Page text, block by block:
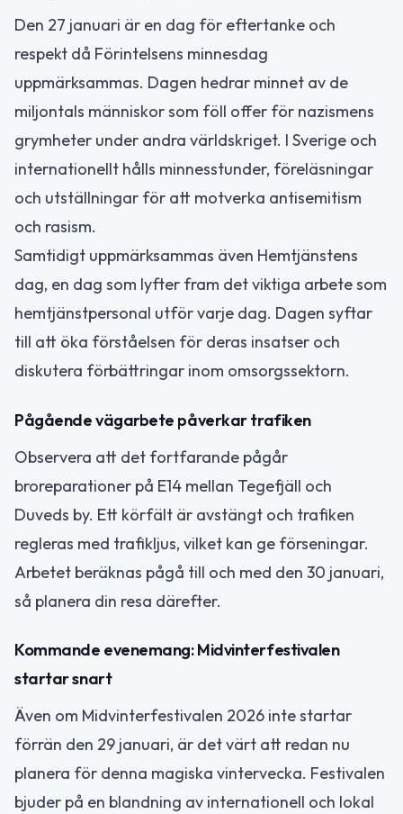
Den 27 januari är en dag för eftertanke och
respekt då Förintelsens minnesdag
uppmärksammas. Dagen hedrar minnet av de
miljontals människor som föll offer för nazismens
grymheter under andra världskriget. I Sverige och
internationellt hålls minnesstunder, föreläsningar
och utställningar för att motverka antisemitism
och rasism.
Samtidigt uppmärksammas även Hemtjänstens
dag, en dag som lyfter fram det viktiga arbete som
hemtjänstpersonal utför varje dag. Dagen syftar
till att öka förståelsen för deras insatser och
diskutera förbättringar inom omsorgssektorn.
Pågående vägarbete påverkar trafiken
Observera att det fortfarande pågår
broreparationer på E14 mellan Tegefjäll och
Duveds by. Ett körfält är avstängt och trafiken
regleras med trafikljus, vilket kan ge förseningar.
Arbetet beräknas pågå till och med den 30 januari,
så planera din resa därefter.
Kommande evenemang: Midvinterfestivalen
startar snart
Även om Midvinterfestivalen 2026 inte startar
förrän den 29 januari, är det värt att redan nu
planera för denna magiska vintervecka. Festivalen
bjuder på en blandning av internationell och lokal